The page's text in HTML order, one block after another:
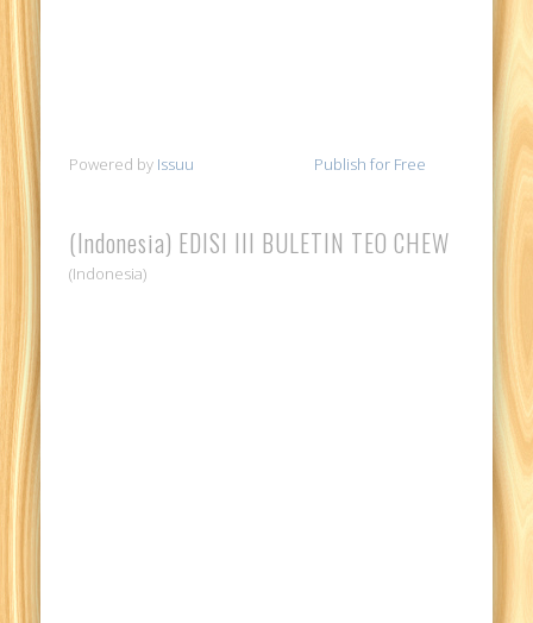
Powered by Issuu Publish for Free
(Indonesia) EDISI III BULETIN TEO CHEW
(Indonesia)